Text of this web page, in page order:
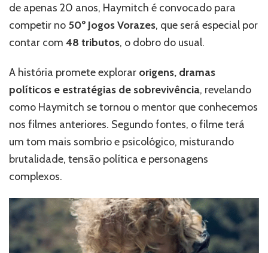
de apenas 20 anos, Haymitch é convocado para
competir no 50º Jogos Vorazes, que será especial por
contar com 48 tributos, o dobro do usual.
A história promete explorar origens, dramas
políticos e estratégias de sobrevivência, revelando
como Haymitch se tornou o mentor que conhecemos
nos filmes anteriores. Segundo fontes, o filme terá
um tom mais sombrio e psicológico, misturando
brutalidade, tensão política e personagens
complexos.